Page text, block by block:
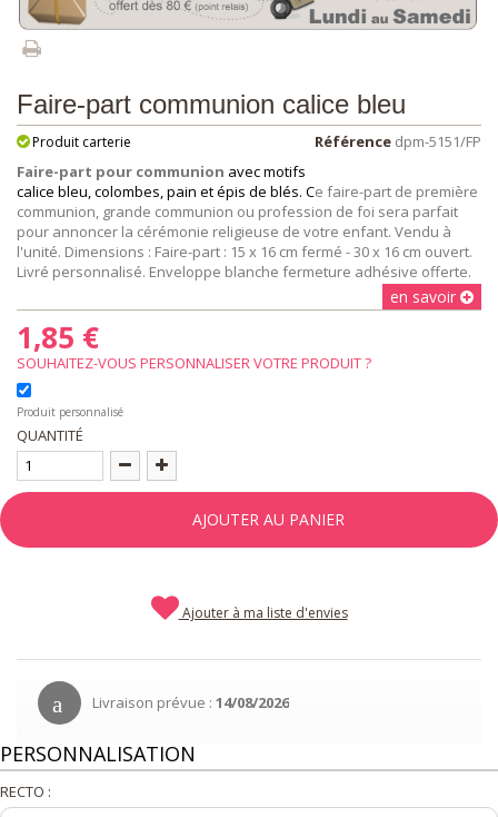
Faire-part communion calice bleu
Référence dpm-5151/FP
Produit carterie
Faire-part pour communion avec motifs
calice bleu, colombes, pain et épis de blés. Ce faire-part de première
communion, grande communion ou profession de foi sera parfait
pour annoncer la cérémonie religieuse de votre enfant. Vendu à
l'unité. Dimensions : Faire-part : 15 x 16 cm fermé - 30 x 16 cm ouvert.
Livré personnalisé. Enveloppe blanche fermeture adhésive offerte.
en savoir
1,85 €
Produit personnalisé
QUANTITÉ
AJOUTER AU PANIER
Ajouter à ma liste d'envies
Livraison prévue : 14/08/2026
PERSONNALISATION
RECTO :